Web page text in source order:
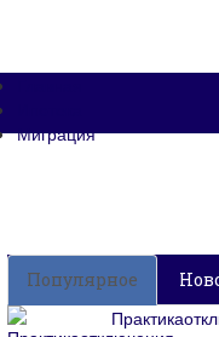
Миграция
Популярное